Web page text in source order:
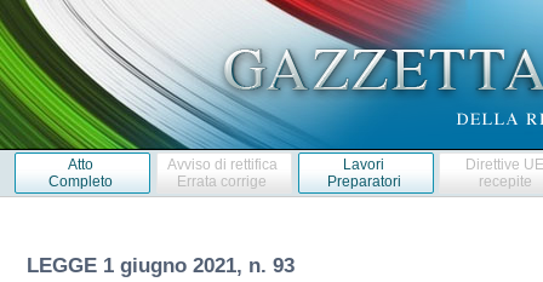
Atto
Completo
Avviso di rettifica
Errata corrige
Lavori
Preparatori
Direttive
recepite
LEGGE 1 giugno 2021, n. 93